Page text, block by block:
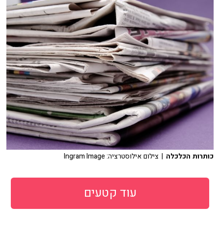
כותרות הכלכלה | צילום אילוסטרציה: Ingram Image
עוד קטעים